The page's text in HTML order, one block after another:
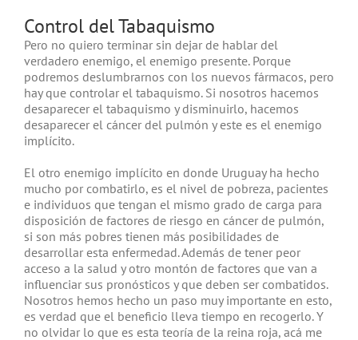
Control del Tabaquismo
Pero no quiero terminar sin dejar de hablar del
verdadero enemigo, el enemigo presente. Porque
podremos deslumbrarnos con los nuevos fármacos, pero
hay que controlar el tabaquismo. Si nosotros hacemos
desaparecer el tabaquismo y disminuirlo, hacemos
desaparecer el cáncer del pulmón y este es el enemigo
implícito.
El otro enemigo implícito en donde Uruguay ha hecho
mucho por combatirlo, es el nivel de pobreza, pacientes
e individuos que tengan el mismo grado de carga para
disposición de factores de riesgo en cáncer de pulmón,
si son más pobres tienen más posibilidades de
desarrollar esta enfermedad.Además de tener peor
acceso a la salud y otro montón de factores que van a
influenciar sus pronósticos y que deben ser combatidos.
Nosotros hemos hecho un paso muy importante en esto,
es verdad que el beneficio lleva tiempo en recogerlo. Y
no olvidar lo que es esta teoría de la reina roja, acá me